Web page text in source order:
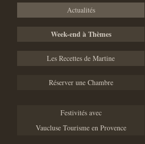
Actualités
Week-end à Thèmes
Les Recettes de Martine
Réserver une Chambre
Festivités avec
Vaucluse Tourisme en Provence